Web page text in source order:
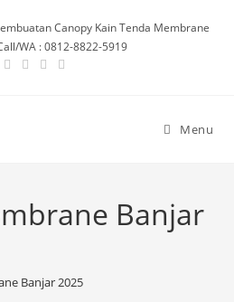
Canopy Kain Tenda Membrane
WA : 0812-8822-5919
Menu
Banjar
Banjar 2025